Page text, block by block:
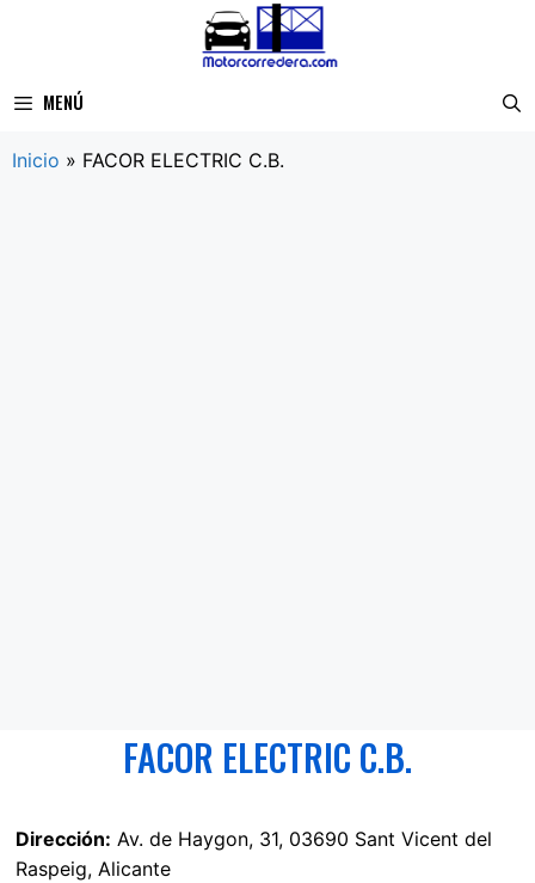
MENÚ
Inicio » FACOR ELECTRIC C.B.
FACOR ELECTRIC C.B.
Dirección: Av. de Haygon, 31, 03690 Sant Vicent del
Raspeig, Alicante